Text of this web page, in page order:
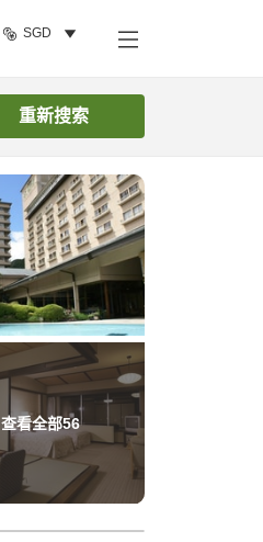
SGD
重新搜索
查看全部56
搜索客房